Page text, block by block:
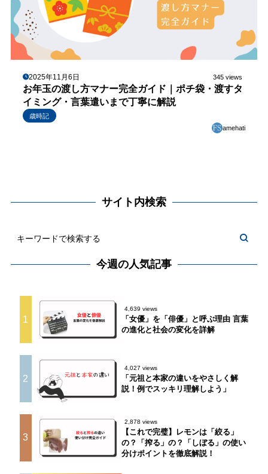
2025年11月6日 345 views
お年玉の渡し方マナー完全ガイド｜ポチ袋・渡すタ
イミング・言葉遣いまで丁寧に解説
歳時記
amehati
サイト内検索
今週の人気記事
1
4,639 views
「女優」を「俳優」と呼ぶ理由 言葉
の進化と社会の変化を詳解
2
4,027 views
「元祖と本家の違いをやさしく解
説！例でスッキリ理解しよう」
3
2,878 views
【これで完璧】レモンは「絞る」
の？「搾る」の？「しぼる」の使い
分けポイントを徹底解説！